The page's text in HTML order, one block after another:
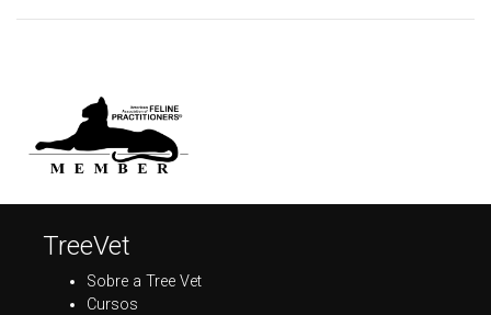
TreeVet
Sobre a Tree Vet
Cursos